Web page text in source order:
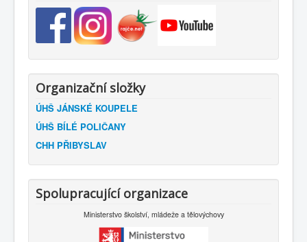
Organizační složky
ÚHŠ JÁNSKÉ KOUPELE
ÚHŠ BÍLÉ POLIČANY
CHH PŘIBYSLAV
Spolupracující organizace
Ministerstvo školství, mládeže a tělovýchovy